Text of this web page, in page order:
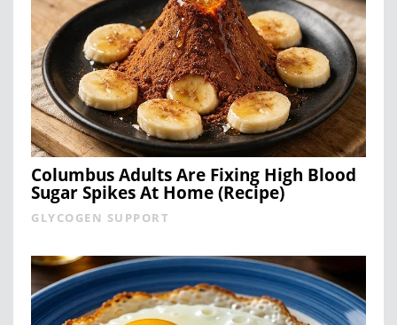
Columbus Adults Are Fixing High Blood
Sugar Spikes At Home (Recipe)
GLYCOGEN SUPPORT